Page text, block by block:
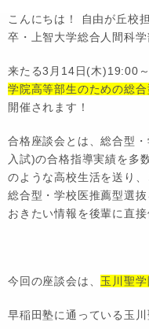
こんにちは！ 自由が丘校
卒・上智大学総合人間科学
来たる3月14日(木)19:00
学院高等部生のための総
開催されます！
合格座談会とは、総合型
入試)の合格指導実績を多
のような高校生活を送り
総合型・学校医推薦型選
おきたい情報を後輩に直
今回の座談会は、 玉川聖
早稲田塾に通っている玉